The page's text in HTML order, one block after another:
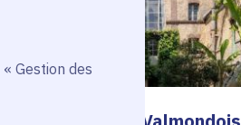
Gestion des